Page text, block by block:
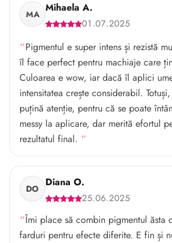
MA Mihaela A.
01.07.2025
Pigmentul e super intens și rezistă
îl face perfect pentru machiaje care
Culoarea e wow, iar dacă îl aplici
intensitatea crește considerabil.
puțină atenție, pentru că se poate
messy la aplicare, dar merită efortul
rezultatul final.
DO Diana O.
25.06.2025
Îmi place să combin pigmentul ăsta
farduri pentru efecte diferite. E fin și